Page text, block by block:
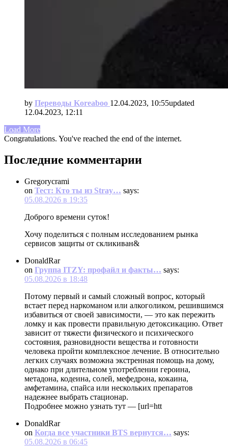
by Переводы Koreaboo 12.04.2023, 10:55updated
12.04.2023, 12:11
Load More
Congratulations. You've reached the end of the internet.
Последние комментарии
Gregorycrami
on Тест: Кто ты из Stray… says:
05.08.2026 в 19:35
Доброго времени суток!
Хочу поделиться с полным исследованием рынка
сервисов защиты от скликиван&
DonaldRar
on Группа ITZY: профайл и факты… says:
05.08.2026 в 18:48
Потому первый и самый сложный вопрос, который
встает перед наркоманом или алкоголиком, решившимся
избавиться от своей зависимости, — это как пережить
ломку и как провести правильную детоксикацию. Ответ
зависит от тяжести физического и психического
состояния, разновидности вещества и готовности
человека пройти комплексное лечение. В относительно
легких случаях возможна экстренная помощь на дому,
однако при длительном употреблении героина,
метадона, кодеина, солей, мефедрона, кокаина,
амфетамина, спайса или нескольких препаратов
надежнее выбрать стационар.
Подробнее можно узнать тут — [url=htt
DonaldRar
on Когда все участники BTS вернутся… says:
05.08.2026 в 06:45